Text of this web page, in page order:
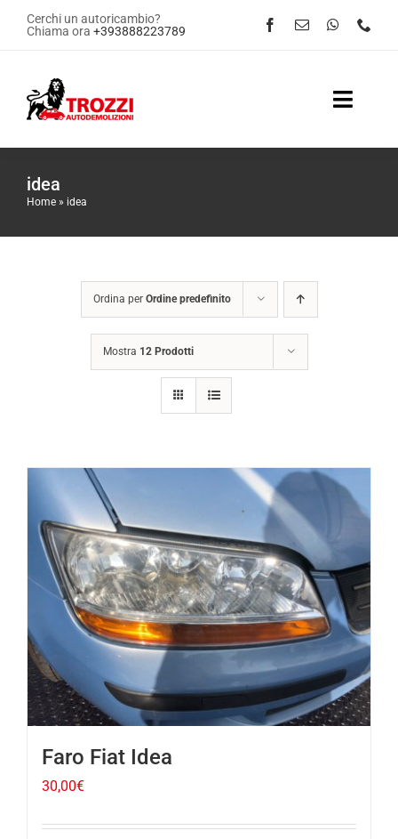
SaltaCerchi un autoricambio?
Chiama ora +393888223789
Toggle
Contattaci
idea
Home » idea
Ordina per Ordine predefinito
Mostra 12 Prodotti
Faro Fiat Idea
30,00€